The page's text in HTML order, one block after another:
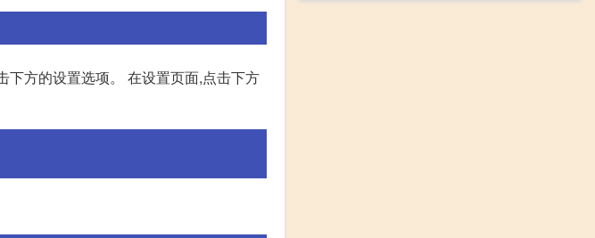
下方的设置选项。 在设置页面,点击下方